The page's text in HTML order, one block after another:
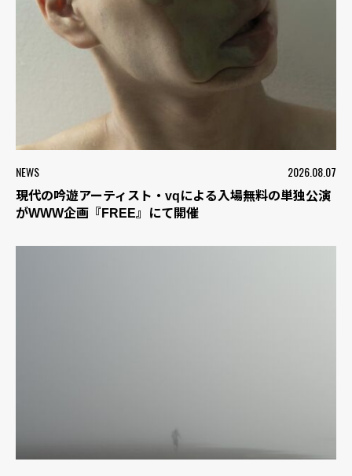
NEWS 2026.08.07
現代の吟遊アーティスト・vqによる入場無料の単独公演
がWWW企画『FREE』にて開催